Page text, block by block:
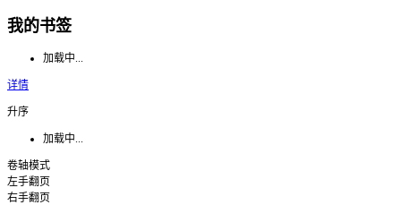
我的书签
加载中...
详情
升序
加载中...
卷轴模式
左手翻页
右手翻页